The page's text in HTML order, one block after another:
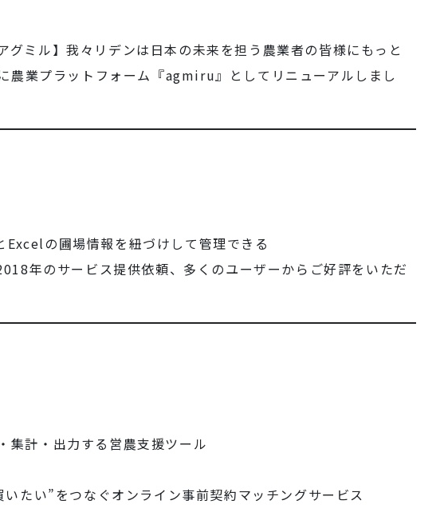
グミル】我々リデンは日本の未来を担う農業者の皆様にもっと
農業プラットフォーム『agmiru』としてリニューアルしまし
の圃場情報を紐づけして管理できる
年のサービス提供依頼、多くのユーザーからご好評をいただ
集計・出力する営農支援ツール
たい”をつなぐオンライン事前契約マッチングサービス